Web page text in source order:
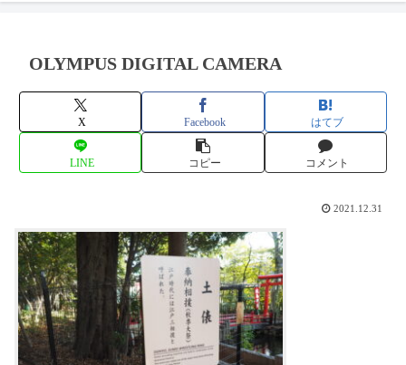
OLYMPUS DIGITAL CAMERA
X Facebook はてブ
LINE コピー コメント
2021.12.31